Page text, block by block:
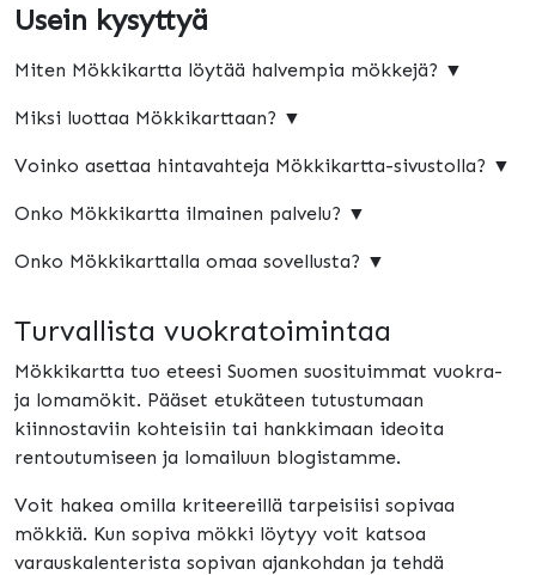
Usein kysyttyä
Miten Mökkikartta löytää halvempia mökkejä? ▼
Miksi luottaa Mökkikarttaan? ▼
Voinko asettaa hintavahteja Mökkikartta-sivustolla? ▼
Onko Mökkikartta ilmainen palvelu? ▼
Onko Mökkikarttalla omaa sovellusta? ▼
Turvallista vuokratoimintaa
Mökkikartta tuo eteesi Suomen suosituimmat vuokra-
ja lomamökit. Pääset etukäteen tutustumaan
kiinnostaviin kohteisiin tai hankkimaan ideoita
rentoutumiseen ja lomailuun blogistamme.
Voit hakea omilla kriteereillä tarpeisiisi sopivaa
mökkiä. Kun sopiva mökki löytyy voit katsoa
varauskalenterista sopivan ajankohdan ja tehdä